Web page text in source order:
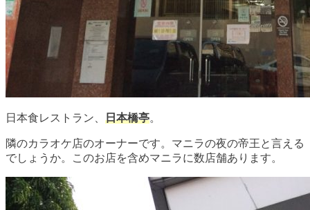
日本食レストラン、 日本橋亭。
隣のカラオケ店のオーナーです。マニラの夜の帝王と言える
でしょうか。このお店を含めマニラに数店舗あります。